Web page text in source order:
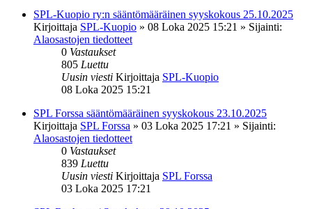
SPL-Kuopio ry:n sääntömääräinen syyskokous 25.10.2025
Kirjoittaja SPL-Kuopio » 08 Loka 2025 15:21 » Sijainti:
Alaosastojen tiedotteet
0 Vastaukset
805 Luettu
Uusin viesti Kirjoittaja SPL-Kuopio
08 Loka 2025 15:21
SPL Forssa sääntömääräinen syyskokous 23.10.2025
Kirjoittaja SPL Forssa » 03 Loka 2025 17:21 » Sijainti:
Alaosastojen tiedotteet
0 Vastaukset
839 Luettu
Uusin viesti Kirjoittaja SPL Forssa
03 Loka 2025 17:21